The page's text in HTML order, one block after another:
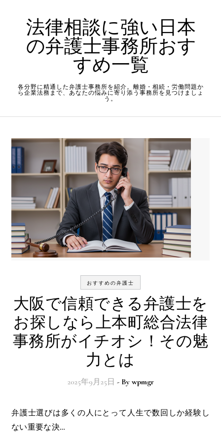
法律相談に強い日本
の弁護士事務所おす
すめ一覧
各分野に精通した弁護士事務所を紹介。離婚・相続・労働問題か
ら企業法務まで、あなたの悩みに寄り添う事務所を見つけましょ
う。
おすすめの弁護士
大阪で信頼できる弁護士を
お探しなら上本町総合法律
事務所がイチオシ！その魅
力とは
2025年9月25日 - By wpmgr
弁護士選びは多くの人にとって人生で数回しか経験し
ない重要な決…